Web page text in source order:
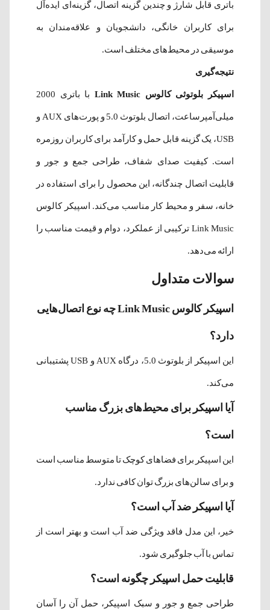
باتری قابل شارژ و چندین گزینه اتصال، گزینه‌ای ایده‌آل
برای کاربران خانگی، دانشجویان و علاقه‌مندان به
موسیقی در محیط‌های مختلف است.
نتیجه‌گیری
اسپیکر بلوتوثی کالوس Link Music با باتری 2000
میلی‌آمپرساعت، اتصال بلوتوث 5.0 و پورت‌های AUX و
USB، یک گزینه قابل حمل و کارآمد برای کاربران روزمره
است. کیفیت صدای شفاف، طراحی جمع و جور و
قابلیت اتصال چندگانه، این محصول را برای استفاده در
خانه، سفر و محیط کار مناسب می‌کند. اسپیکر کالوس
Link Music ترکیبی از عملکرد، دوام و قیمت مناسب را
ارائه می‌دهد.
سوالات متداول
اسپیکر کالوس Link Music چه نوع اتصال‌هایی
دارد؟
این اسپیکر از بلوتوث 5.0، درگاه AUX و USB پشتیبانی
می‌کند.
آیا اسپیکر برای محیط‌های بزرگ مناسب
است؟
این اسپیکر برای فضاهای کوچک تا متوسط مناسب است
و برای سالن‌های بزرگ توان کافی ندارد.
آیا اسپیکر ضد آب است؟
خیر، این مدل فاقد ویژگی ضد آب است و بهتر است از
تماس با آب جلوگیری شود.
قابلیت حمل اسپیکر چگونه است؟
طراحی جمع و جور و سبک اسپیکر، حمل آن را آسان